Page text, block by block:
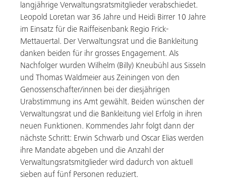
langjährige Verwaltungsratsmitglieder verabschiedet.
Leopold Loretan war 36 Jahre und Heidi Birrer 10 Jahre
im Einsatz für die Raiffeisenbank Regio Frick-
Mettauertal. Der Verwaltungsrat und die Bankleitung
danken beiden für ihr grosses Engagement. Als
Nachfolger wurden Wilhelm (Billy) Kneubühl aus Sisseln
und Thomas Waldmeier aus Zeiningen von den
Genossenschafter/innen bei der diesjährigen
Urabstimmung ins Amt gewählt. Beiden wünschen der
Verwaltungsrat und die Bankleitung viel Erfolg in ihren
neuen Funktionen. Kommendes Jahr folgt dann der
nächste Schritt: Erwin Schwarb und Oscar Elias werden
ihre Mandate abgeben und die Anzahl der
Verwaltungsratsmitglieder wird dadurch von aktuell
sieben auf fünf Personen reduziert.